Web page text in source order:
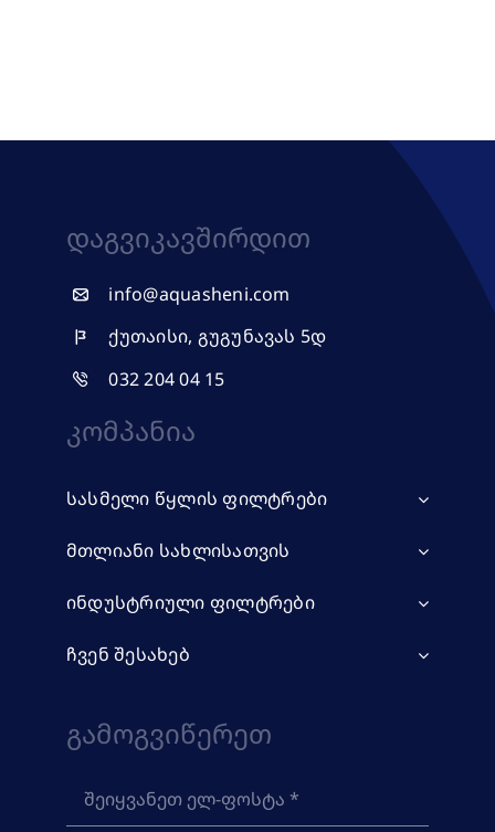
Დაგვიკავშირდით
info@aquasheni.com
ქუთაისი, გუგუნავას 5დ
032 204 04 15
Კომპანია
სასმელი წყლის ფილტრები
მთლიანი სახლისათვის
ინდუსტრიული ფილტრები
ჩვენ შესახებ
Გამოგვიწერეთ